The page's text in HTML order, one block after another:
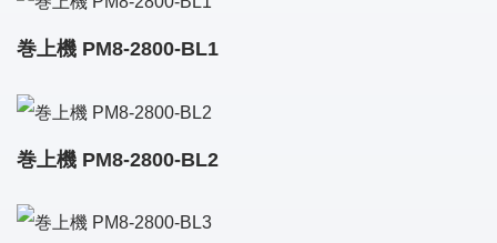
巻上機 PM8-2800-BL1
巻上機 PM8-2800-BL2